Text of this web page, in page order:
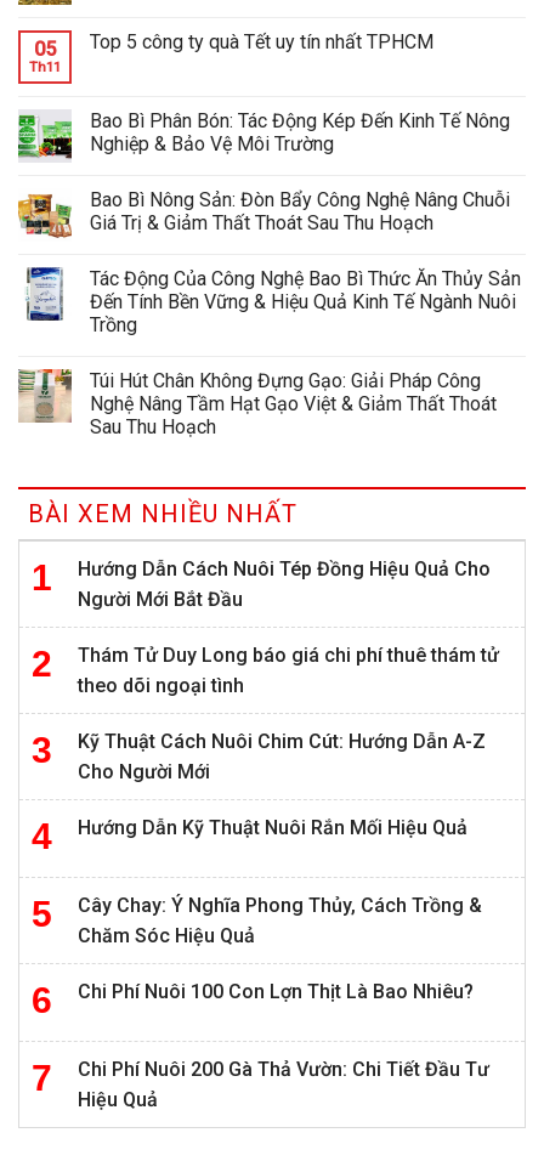
05
Th11
Top 5 công ty quà Tết uy tín nhất TPHCM
Bao Bì Phân Bón: Tác Động Kép Đến Kinh Tế Nông
Nghiệp & Bảo Vệ Môi Trường
Bao Bì Nông Sản: Đòn Bẩy Công Nghệ Nâng Chuỗi
Giá Trị & Giảm Thất Thoát Sau Thu Hoạch
Tác Động Của Công Nghệ Bao Bì Thức Ăn Thủy Sản
Đến Tính Bền Vững & Hiệu Quả Kinh Tế Ngành Nuôi
Trồng
Túi Hút Chân Không Đựng Gạo: Giải Pháp Công
Nghệ Nâng Tầm Hạt Gạo Việt & Giảm Thất Thoát
Sau Thu Hoạch
BÀI XEM NHIỀU NHẤT
Hướng Dẫn Cách Nuôi Tép Đồng Hiệu Quả Cho
Người Mới Bắt Đầu
Thám Tử Duy Long báo giá chi phí thuê thám tử
theo dõi ngoại tình
Kỹ Thuật Cách Nuôi Chim Cút: Hướng Dẫn A-Z
Cho Người Mới
Hướng Dẫn Kỹ Thuật Nuôi Rắn Mối Hiệu Quả
Cây Chay: Ý Nghĩa Phong Thủy, Cách Trồng &
Chăm Sóc Hiệu Quả
Chi Phí Nuôi 100 Con Lợn Thịt Là Bao Nhiêu?
Chi Phí Nuôi 200 Gà Thả Vườn: Chi Tiết Đầu Tư
Hiệu Quả